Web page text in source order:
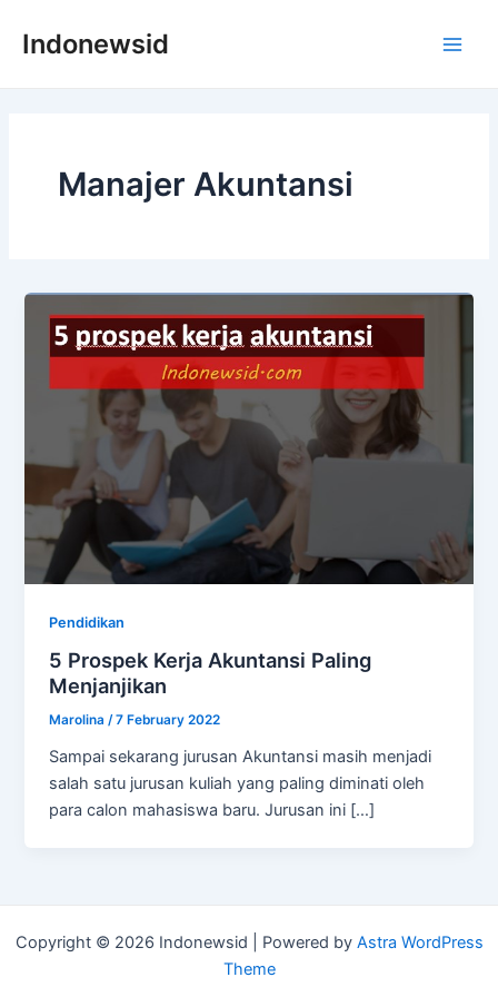
Indonewsid
Manajer Akuntansi
Pendidikan
5 Prospek Kerja Akuntansi Paling
Menjanjikan
Marolina/7 February 2022
Sampai sekarang jurusan Akuntansi masih menjadi
salah satu jurusan kuliah yang paling diminati oleh
para calon mahasiswa baru. Jurusan ini […]
Copyright © 2026 Indonewsid | Powered by Astra WordPress
Theme